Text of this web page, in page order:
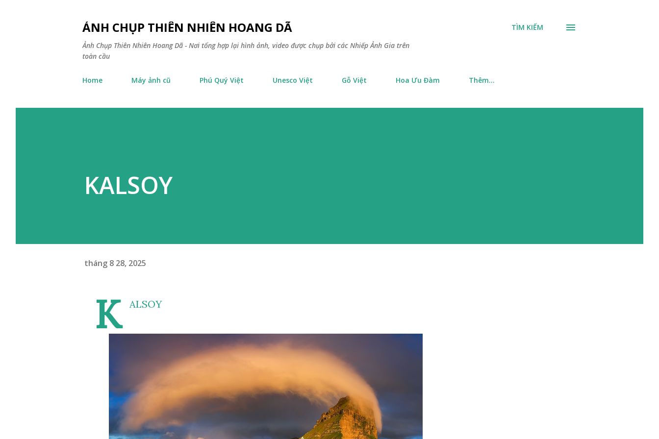
ẢNH CHỤP THIÊN NHIÊN HOANG DÃ
Ảnh Chụp Thiên Nhiên Hoang Dã - Nơi tổng hợp lại hình ảnh, video được chụp bởi các Nhiếp Ảnh Gia trên
toàn cầu
TÌM KIẾM
Home Máy ảnh cũ Phú Quý Việt Unesco Việt Gỗ Việt Hoa Ưu Đàm Thêm…
KALSOY
tháng 8 28, 2025
K ALSOY